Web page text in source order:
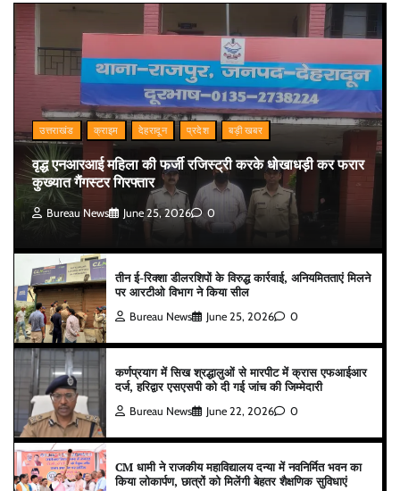
उत्तराखंड क्राइम देहरादून प्रदेश बड़ी खबर
वृद्ध एनआरआई महिला की फर्जी रजिस्ट्री करके धोखाधड़ी कर फरार
कुख्यात गैंगस्टर गिरफ्तार
Bureau News June 25, 2026 0
तीन ई-रिक्शा डीलरशिपों के विरुद्ध कार्रवाई, अनियमितताएं मिलने
पर आरटीओ विभाग ने किया सील
Bureau News June 25, 2026 0
कर्णप्रयाग में सिख श्रद्धालुओं से मारपीट में क्रास एफआईआर
दर्ज, हरिद्वार एसएसपी को दी गई जांच की जिम्मेदारी
Bureau News June 22, 2026 0
CM धामी ने राजकीय महाविद्यालय दन्या में नवनिर्मित भवन का
किया लोकार्पण, छात्रों को मिलेंगी बेहतर शैक्षणिक सुविधाएं